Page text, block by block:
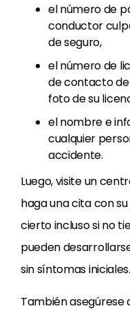
el número de
conductor
de seguro,
el número de
de contacto
foto de su
el nombre e
cualquier
accidente.
Luego, visite un
haga una cita con
cierto incluso si no
pueden
sin síntomas iniciales.
También asegúrese